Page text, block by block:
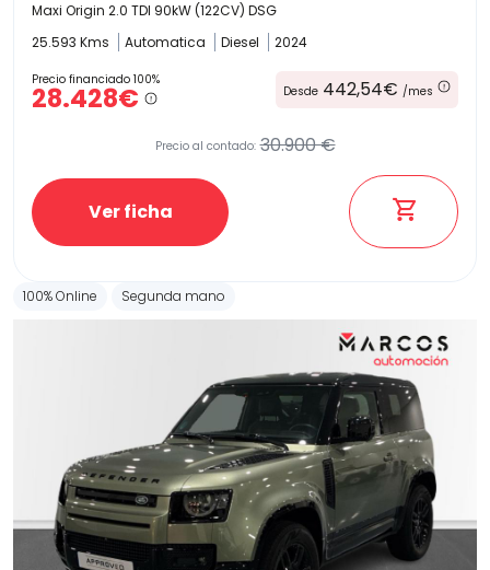
Maxi Origin 2.0 TDI 90kW (122CV) DSG
25.593 Kms
Automatica Diesel 2024
Precio financiado 100%
28.428€ Desde 442,54€ /mes
Precio al contado: 30.900 €
Ver ficha
100% Online Segunda mano